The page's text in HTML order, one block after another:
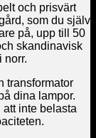
och prisvärt
som du själv
på, upp till 50
skandinavisk
norr.
transformator
dina lampor.
inte belasta